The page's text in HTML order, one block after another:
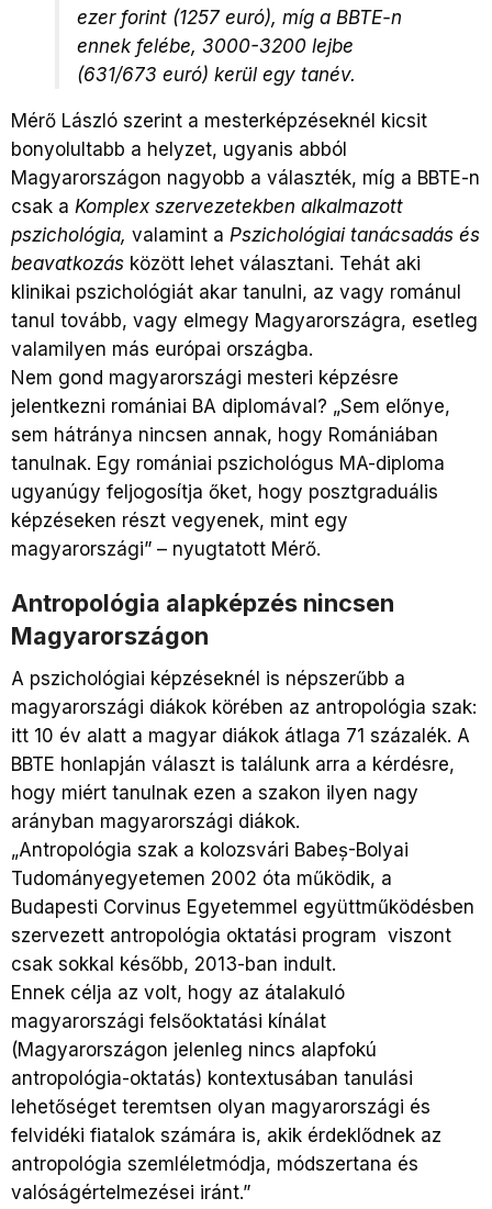
ezer forint (1257 euró), míg a BBTE-n
ennek felébe, 3000-3200 lejbe
(631/673 euró) kerül egy tanév.
Mérő László szerint a mesterképzéseknél kicsit
bonyolultabb a helyzet, ugyanis abból
Magyarországon nagyobb a választék, míg a BBTE-n
csak a Komplex szervezetekben alkalmazott
pszichológia, valamint a Pszichológiai tanácsadás és
beavatkozás között lehet választani. Tehát aki
klinikai pszichológiát akar tanulni, az vagy románul
tanul tovább, vagy elmegy Magyarországra, esetleg
valamilyen más európai országba.
Nem gond magyarországi mesteri képzésre
jelentkezni romániai BA diplomával? „Sem előnye,
sem hátránya nincsen annak, hogy Romániában
tanulnak. Egy romániai pszichológus MA-diploma
ugyanúgy feljogosítja őket, hogy posztgraduális
képzéseken részt vegyenek, mint egy
magyarországi” – nyugtatott Mérő.
Antropológia alapképzés nincsen
Magyarországon
A pszichológiai képzéseknél is népszerűbb a
magyarországi diákok körében az antropológia szak:
itt 10 év alatt a magyar diákok átlaga 71 százalék. A
BBTE honlapján választ is találunk arra a kérdésre,
hogy miért tanulnak ezen a szakon ilyen nagy
arányban magyarországi diákok.
„Antropológia szak a kolozsvári Babeș-Bolyai
Tudományegyetemen 2002 óta működik, a
Budapesti Corvinus Egyetemmel együttműködésben
szervezett antropológia oktatási program viszont
csak sokkal később, 2013-ban indult.
Ennek célja az volt, hogy az átalakuló
magyarországi felsőoktatási kínálat
(Magyarországon jelenleg nincs alapfokú
antropológia-oktatás) kontextusában tanulási
lehetőséget teremtsen olyan magyarországi és
felvidéki fiatalok számára is, akik érdeklődnek az
antropológia szemléletmódja, módszertana és
valóságértelmezései iránt.”